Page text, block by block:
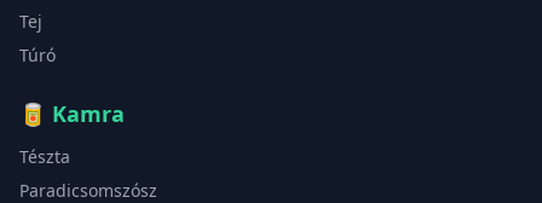
Tej
Túró
🥫 Kamra
Tészta
Paradicsomszósz